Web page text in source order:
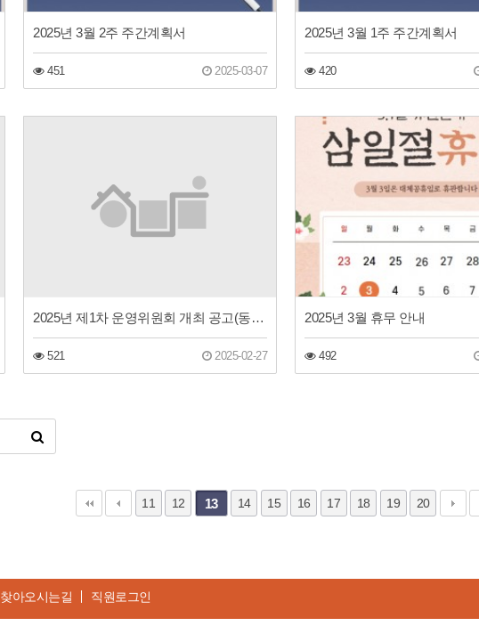
2025년 3월 2주 주간계획서
451 2025-03-07
2025년 3월 1주 주간계획서
420
2025년 제1차 운영위원회 개최 공고(동구장애인주간보호센터)
521 2025-02-27
2025년 3월 휴무 안내
492
11 12 13 14 15 16 17 18 19 20
찾아오시는길 직원로그인